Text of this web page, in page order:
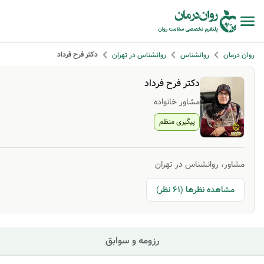
روان درمان روانشناس روانشناس در تهران دکتر فرح فرداد
دکتر فرح فرداد
مشاور خانواده
پیگیری منظم
مشاور، روانشناس در تهران
مشاهده نظرها (61 نظر)
رزومه و سوابق